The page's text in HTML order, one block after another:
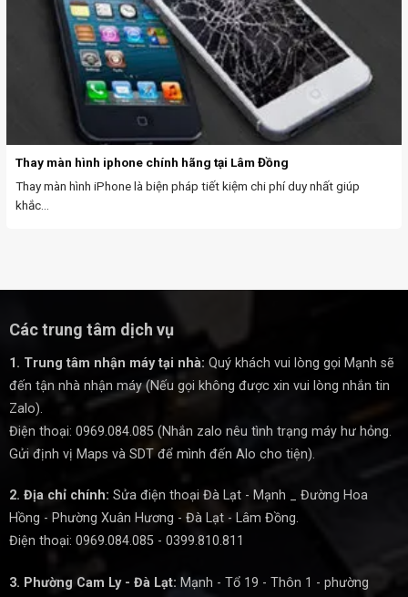
Thay màn hình iphone chính hãng tại Lâm Đồng
Thay màn hình iPhone là biện pháp tiết kiệm chi phí duy nhất giúp
khắc...
Các trung tâm dịch vụ
1. Trung tâm nhận máy tại nhà: Quý khách vui lòng gọi Mạnh sẽ
đến tận nhà nhận máy (Nếu gọi không được xin vui lòng nhắn tin
Zalo).
Điện thoại: 0969.084.085 (Nhắn zalo nêu tình trạng máy hư hỏng.
Gửi định vị Maps và SDT để mình đến Alo cho tiện).
2. Địa chỉ chính: Sửa điện thoại Đà Lạt - Mạnh _ Đường Hoa
Hồng - Phường Xuân Hương - Đà Lạt - Lâm Đồng.
Điện thoại: 0969.084.085 - 0399.810.811
3. Phường Cam Ly - Đà Lạt: Mạnh - Tổ 19 - Thôn 1 - phường